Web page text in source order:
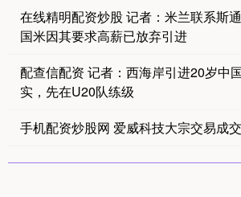
在线精明配资炒股 记者：米兰联系斯
国米因其要求高薪已放弃引进
配查信配资 记者：西海岸引进20岁中
实，先在U20队练级
手机配资炒股网 爱威科技大宗交易成